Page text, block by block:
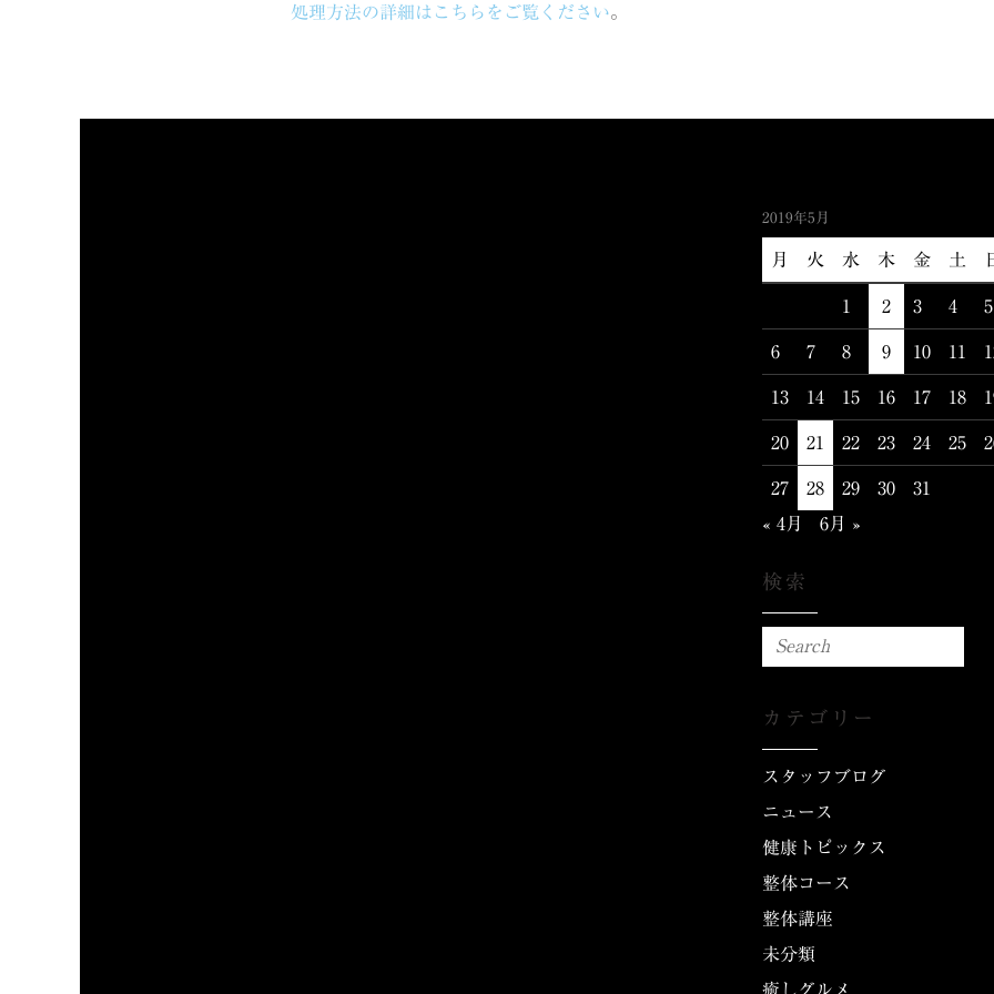
処理方法の詳細はこちらをご覧ください。
2019年5月
月 火 水 木 金 土
1 2 3 4 5
6 7 8 9 10 11
13 14 15 16 17 18
20 21 22 23 24 25
27 28 29 30
31
« 4月
6月 »
検索
カテゴリー
スタッフブログ
ニュース
健康トピックス
整体コース
整体講座
未分類
癒しグルメ